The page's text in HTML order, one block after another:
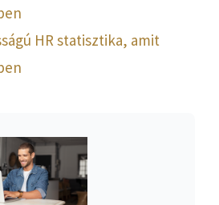
HR statisztika, amit